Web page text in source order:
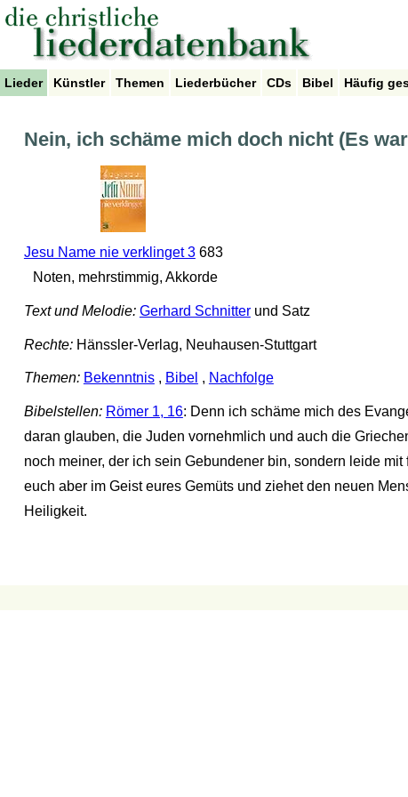
Lieder Künstler Themen Liederbücher CDs Bibel Häufig
Nein, ich schäme mich doch nicht (Es
Jesu Name nie verklinget 3683
Noten, mehrstimmig, Akkorde
Text und Melodie: Gerhard Schnitterund Satz
Rechte:Hänssler-Verlag, Neuhausen-Stuttgart
Themen: Bekenntnis, Bibel , Nachfolge
Bibelstellen: Römer 1, 16: Denn ich schäme mich des
daran glauben, die Juden vornehmlich und auch die
noch meiner, der ich sein Gebundener bin, sondern leide
euch aber im Geist eures Gemüts und ziehet den neuen
Heiligkeit.